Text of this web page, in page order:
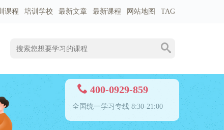
课程 培训学校 最新文章 最新课程 网站地图 TAG
400-0929-859
全国统一学习专线 8:30-21:00